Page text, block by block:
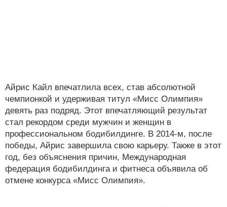
Айрис Кайл впечатлила всех, став абсолютной
чемпионкой и удерживая титул «Мисс Олимпия»
девять раз подряд. Этот впечатляющий результат
стал рекордом среди мужчин и женщин в
профессиональном бодибилдинге. В 2014-м, после
победы, Айрис завершила свою карьеру. Также в этот
год, без объяснения причин, Международная
федерация бодибилдинга и фитнеса объявила об
отмене конкурса «Мисс Олимпия».